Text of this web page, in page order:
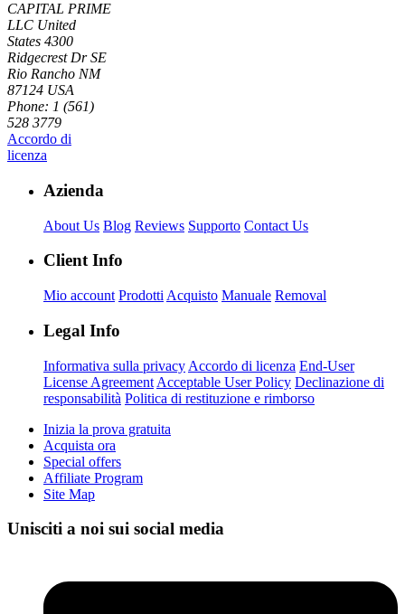
CAPITAL PRIME
LLC United
States 4300
Ridgecrest Dr SE
Rio Rancho NM
87124 USA
Phone: 1 (561)
528 3779
Accordo di
licenza
Azienda
About Us Blog Reviews Supporto Contact Us
Client Info
Mio account Prodotti Acquisto Manuale Removal
Legal Info
Informativa sulla privacy Accordo di licenza End-User
License Agreement Acceptable User Policy Declinazione di
responsabilità Politica di restituzione e rimborso
Inizia la prova gratuita
Acquista ora
Special offers
Affiliate Program
Site Map
Unisciti a noi sui social media